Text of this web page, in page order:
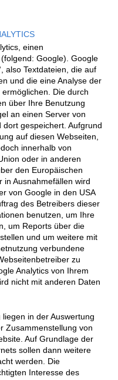
einen
Google). Google
also Textdateien, die auf
und die eine Analyse der
Die durch
über Ihre Benutzung
an einen Server von
gespeichert. Aufgrund
auf diesen Webseiten,
innerhalb von
oder in anderen
den Europäischen
in Ausnahmefällen wird
von Google in den USA
des Betreibers dieser
benutzen, um Ihre
um Reports über die
und um weitere mit
verbundene
zu
Analytics von Ihrem
nicht mit anderen Daten
in der Auswertung
Zusammenstellung von
Auf Grundlage der
sollen dann weitere
werden. Die
Interesse des